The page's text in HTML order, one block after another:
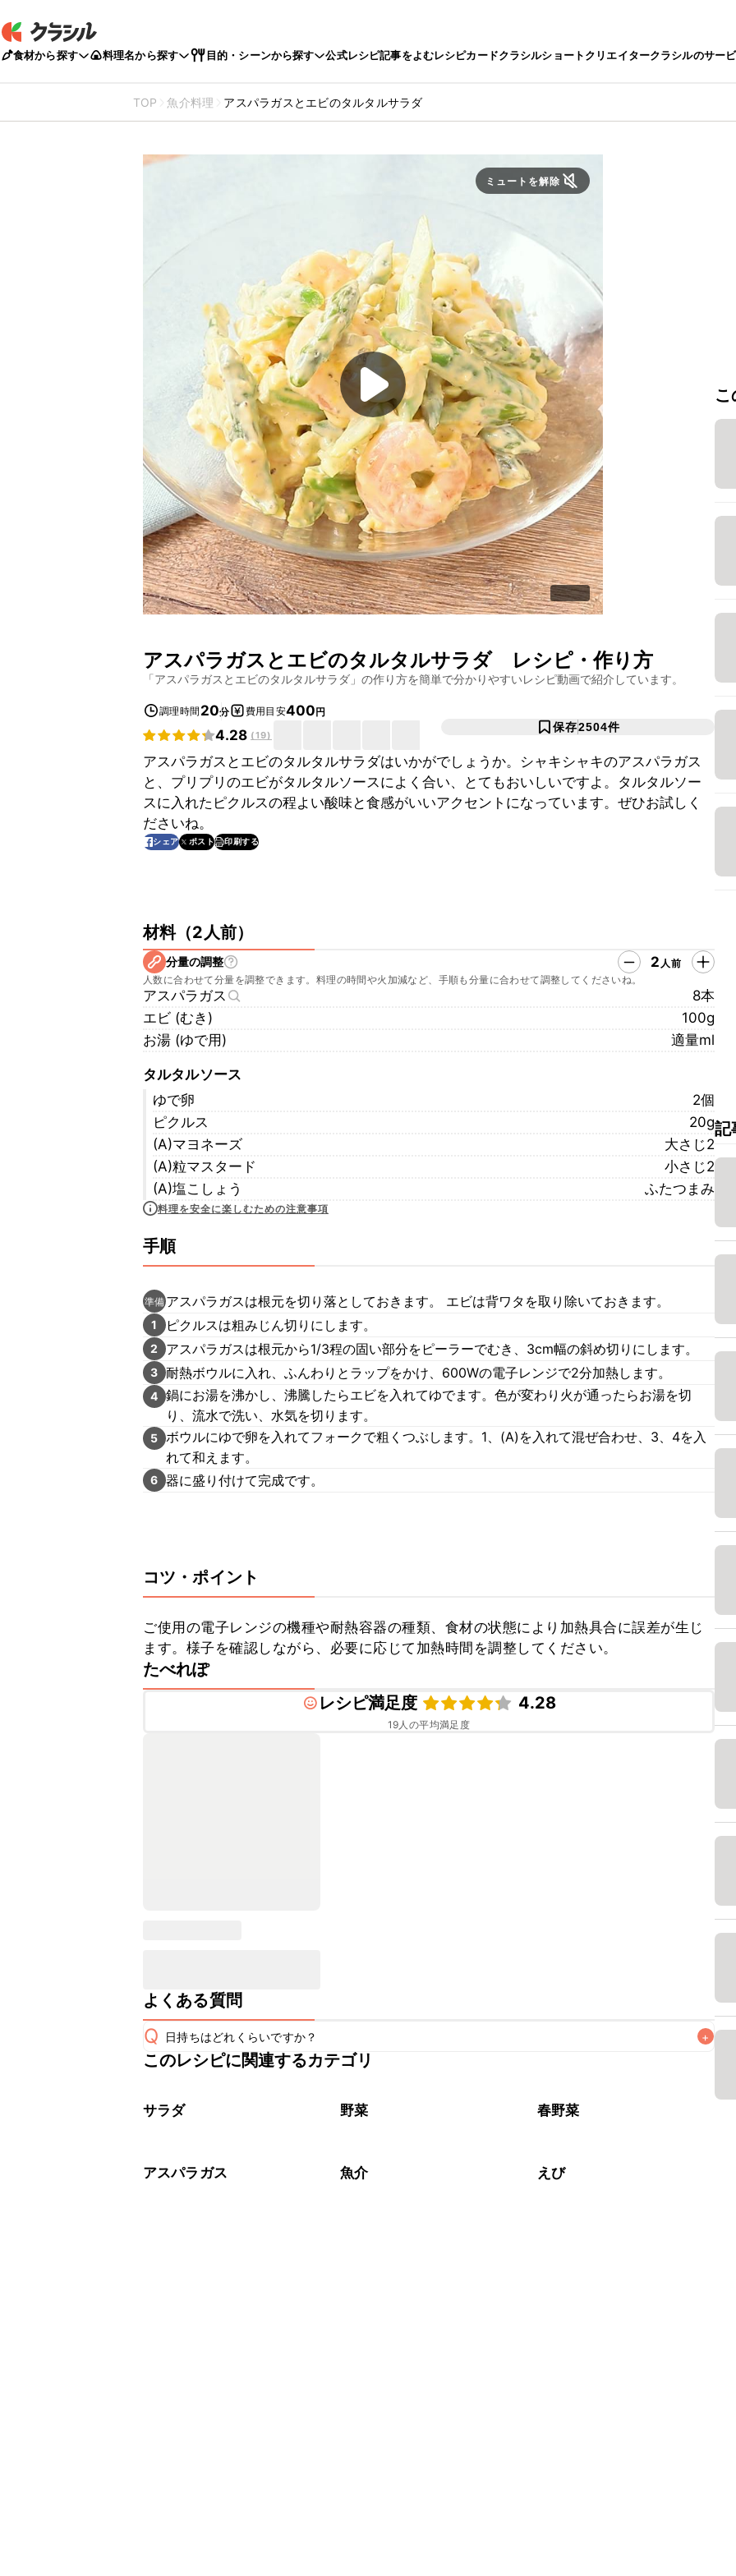
食材から探す 料理名から探す 目的・シーンから探す 公式レシピ記事をよむレシピカードクラシルショートクリエイタークラシルのサー
TOP 魚介料理 アスパラガスとエビのタルタルサラダ
ミュートを解除
アスパラガスとエビのタルタルサラダレシピ・作り方
「アスパラガスとエビのタルタルサラダ 」の作り方を簡単で分かりやすいレシピ動画で紹介しています。
調理時間 20分 費用目安400円
4.28 (19)
保存2504件
アスパラガスとエビのタルタルサラダはいかがでしょうか。シャキシャキのアスパラガス
と、プリプリのエビがタルタルソースによく合い、とてもおいしいですよ。タルタルソー
スに入れたピクルスの程よい酸味と食感がいいアクセントになっています。ぜひお試しく
ださいね。
シェア ポスト 印刷する
材料（2人前）
分量の調整 2 人前
人数に合わせて分量を調整できます。料理の時間や火加減など、手順も分量に合わせて調整してくださいね。
アスパラガス
8本
エビ (むき)
100g
お湯 (ゆで用)
適量ml
タルタルソース
ゆで卵
2個
ピクルス
20g
(A)マヨネーズ
大さじ2
(A)粒マスタード
小さじ2
(A)塩こしょう
ふたつまみ
料理を安全に楽しむための注意事項
手順
準備 アスパラガスは根元を切り落としておきます。 エビは背ワタを取り除いておきます。
1 ピクルスは粗みじん切りにします。
2 アスパラガスは根元から1/3程の固い部分をピーラーでむき、3cm幅の斜め切りにします。
3 耐熱ボウルに入れ、ふんわりとラップをかけ、600Wの電子レンジで2分加熱します。
4 鍋にお湯を沸かし、沸騰したらエビを入れてゆでます。色が変わり火が通ったらお湯を切
り、流水で洗い、水気を切ります。
5 ボウルにゆで卵を入れてフォークで粗くつぶします。1、(A)を入れて混ぜ合わせ、3、4を入
れて和えます。
6 器に盛り付けて完成です。
コツ・ポイント
ご使用の電子レンジの機種や耐熱容器の種類、食材の状態により加熱具合に誤差が生じ
ます。様子を確認しながら、必要に応じて加熱時間を調整してください。
たべれぽ
レシピ満足度
4.28
19人の平均満足度
よくある質問
Q 日持ちはどれくらいですか？ +
保存期間は冷蔵で当日中が目安です。なるべくお早めにお召し上がりください。
※日持ちは目安です。
このレシピに関連するカテゴリ
サラダ 野菜 春野菜
アスパラガス 魚介 えび
記